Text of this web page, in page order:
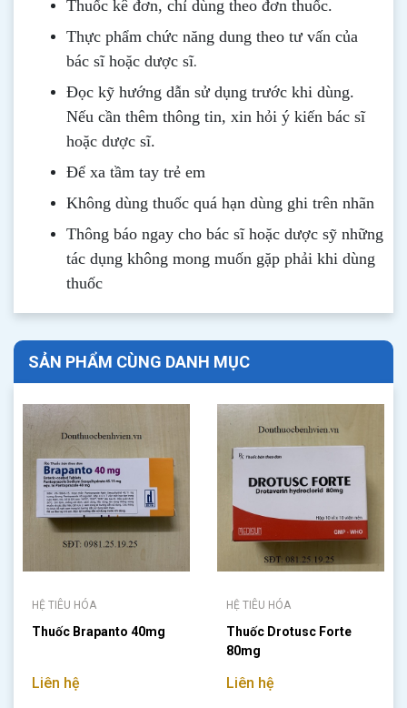
Thuốc kê đơn, chỉ dùng theo đơn thuốc.
Thực phẩm chức năng dung theo tư vấn của
bác sĩ hoặc dược sĩ.
Đọc kỹ hướng dẫn sử dụng trước khi dùng.
Nếu cần thêm thông tin, xin hỏi ý kiến bác sĩ
hoặc dược sĩ.
Để xa tầm tay trẻ em
Không dùng thuốc quá hạn dùng ghi trên nhãn
Thông báo ngay cho bác sĩ hoặc dược sỹ những
tác dụng không mong muốn gặp phải khi dùng
thuốc
SẢN PHẨM CÙNG DANH MỤC
HỆ TIÊU HÓA
Thuốc Brapanto 40mg
Liên hệ
HỆ TIÊU HÓA
Thuốc Drotusc Forte
80mg
Liên hệ